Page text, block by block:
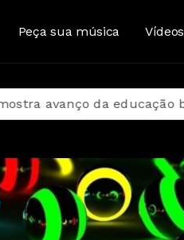
Peça sua música Vídeos
educação básica no país